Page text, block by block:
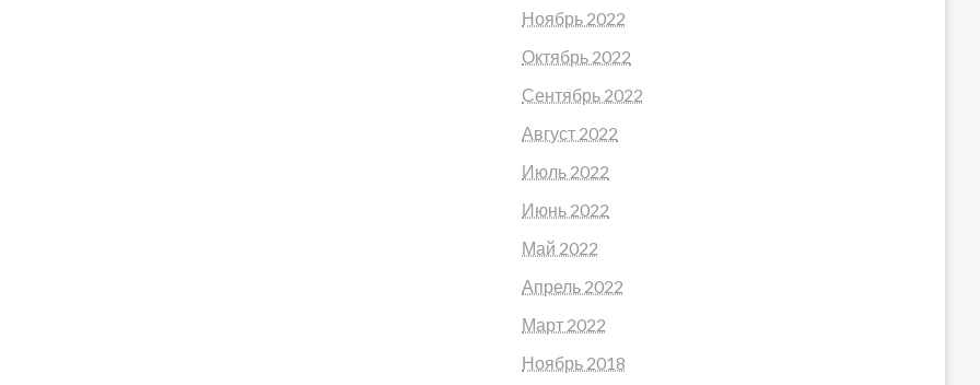
Ноябрь 2022
Октябрь 2022
Сентябрь 2022
Август 2022
Июль 2022
Июнь 2022
Май 2022
Апрель 2022
Март 2022
Ноябрь 2018